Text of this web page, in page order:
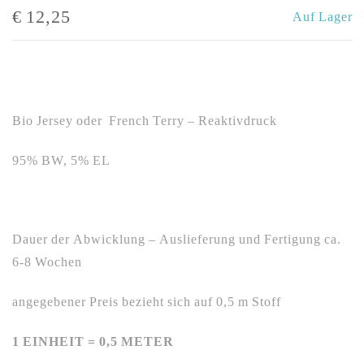
€ 12,25 Auf Lager
Bio Jersey oder French Terry – Reaktivdruck
95% BW, 5% EL
Dauer der Abwicklung – Auslieferung und Fertigung ca.
6-8 Wochen
angegebener Preis bezieht sich auf 0,5 m Stoff
1 EINHEIT = 0,5 METER